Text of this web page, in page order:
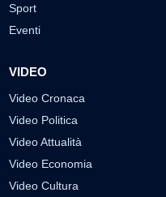
Sport
Eventi
VIDEO
Video Cronaca
Video Politica
Video Attualità
Video Economia
Video Cultura